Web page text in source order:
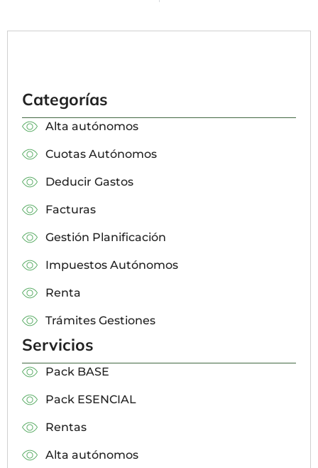
Categorías
Alta autónomos
Cuotas Autónomos
Deducir Gastos
Facturas
Gestión Planificación
Impuestos Autónomos
Renta
Trámites Gestiones
Servicios
Pack BASE
Pack ESENCIAL
Rentas
Alta autónomos